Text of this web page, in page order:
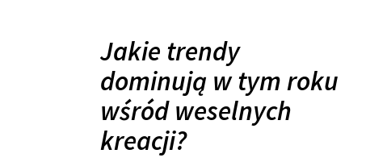
Jakie trendy
dominują w tym roku
wśród weselnych
kreacji?